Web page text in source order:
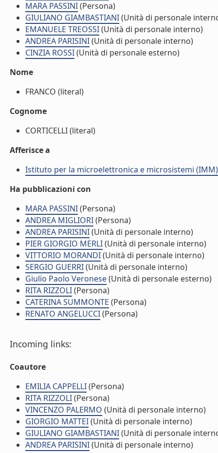
MARA PASSINI(Persona)
GIULIANO GIAMBASTIANI(Unità di personale
EMANUELE TREOSSI(Unità di personale interno)
ANDREA PARISINI(Unità di personale interno)
CINZIA ROSSI(Unità di personale esterno)
Nome
FRANCO (literal)
Cognome
CORTICELLI (literal)
Afferisce a
Istituto per la microelettronica e microsistemi (IMM)
Ha pubblicazioni con
MARA PASSINI(Persona)
ANDREA MIGLIORI(Persona)
ANDREA PARISINI(Unità di personale interno)
PIER GIORGIO MERLI(Unità di personale interno)
VITTORIO MORANDI(Unità di personale interno)
SERGIO GUERRI(Unità di personale interno)
Giulio Paolo Veronese(Unità di personale esterno)
RITA RIZZOLI(Persona)
CATERINA SUMMONTE (Persona)
RENATO ANGELUCCI(Persona)
Incoming links:
Coautore
EMILIA CAPPELLI(Persona)
RITA RIZZOLI(Persona)
VINCENZO PALERMO (Unità di personale interno)
GIORGIO MATTEI(Unità di personale interno)
GIULIANO GIAMBASTIANI(Unità di personale
ANDREA PARISINI(Unità di personale interno)